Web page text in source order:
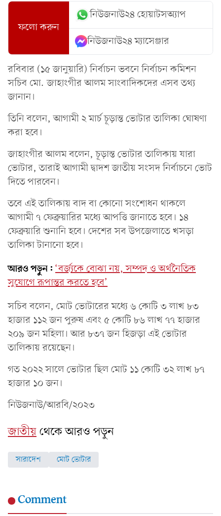
ফলো করুন
নিউজনাউ২৪ হোয়াটসঅ্যাপ
নিউজনাউ২৪ ম্যাসেঞ্জার
রবিবার (১৫ জানুয়ারি) নির্বাচন ভবনে নির্বাচন কমিশন
সচিব মো. জাহাংগীর আলম সাংবাদিকদের এসব তথ্য
জানান।
তিনি বলেন, আগামী ২ মার্চ চূড়ান্ত ভোটার তালিকা ঘোষণা
করা হবে।
জাহাংগীর আলম বলেন, চূড়ান্ত ভোটার তালিকায় যারা
ভোটার, তারাই আগামী দ্বাদশ জাতীয় সংসদ নির্বাচনে ভোট
দিতে পারবেন।
তবে এই তালিকায় বাদ বা কোনো সংশোধন থাকলে
আগামী ৭ ফেব্রুয়ারির মধ্যে আপত্তি জানাতে হবে। ১৪
ফেব্রুয়ারি শুনানি হবে। দেশের সব উপজেলাতে খসড়া
তালিকা টানানো হবে।
আরও পড়ুন: ‘বর্জ্যকে বোঝা নয়, সম্পদ ও অর্থনৈতিক
সুযোগে রূপান্তর করতে হবে’
সচিব বলেন, মোট ভোটারের মধ্যে ৬ কোটি ৩ লাখ ৮৩
হাজার ১১২ জন পুরুষ এবং ৫ কোটি ৮৬ লাখ ৭৭ হাজার
২০৯ জন মহিলা। আর ৮৩৭ জন হিজড়া এই ভোটার
তালিকায় রয়েছেন।
গত ২০২২ সালে ভোটার ছিল মোট ১১ কোটি ৩২ লাখ ৮৭
হাজার ১০ জন।
নিউজনাউ/আরবি/২০২৩
জাতীয়থেকে আরও পড়ুন
সারাদেশ মোট ভোটার
Comment